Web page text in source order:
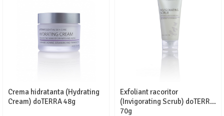
Crema hidratanta (Hydrating
Cream) doTERRA 48g
Exfoliant racoritor
(Invigorating Scrub) doTERRA
70g